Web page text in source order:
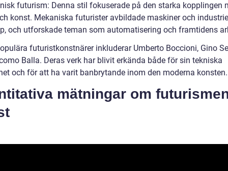
futurism: Denna stil fokuserade på den starka kopplingen
konst. Mekaniska futurister avbildade maskiner och
och utforskade teman som automatisering och framtidens
futuristkonstnärer inkluderar Umberto Boccioni, Gino
Balla. Deras verk har blivit erkända både för sin tekniska
och för att ha varit banbrytande inom den moderna konsten.
mätningar om